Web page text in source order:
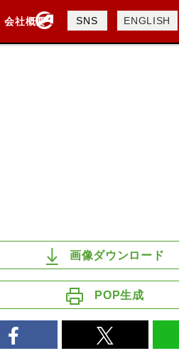
会社概要
会社概要
採用情報
SNS ENGLISH
画像ダウンロード
POP生成